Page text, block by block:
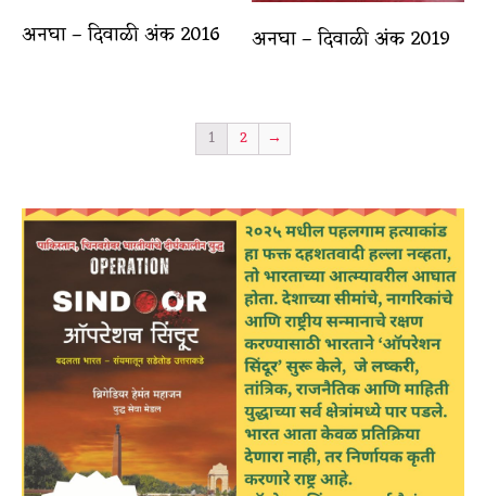
अनघा – दिवाळी अंक 2016 अनघा – दिवाळी अंक 2019
1 2 →